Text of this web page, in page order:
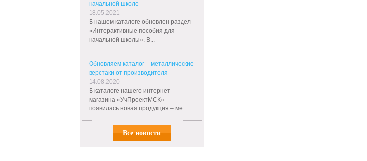
начальной школе
18.05.2021
В нашем каталоге обновлен раздел
«Интерактивные пособия для
начальной школы». В...
Обновляем каталог – металлические
верстаки от производителя
14.08.2020
В каталоге нашего интернет-
магазина «УчПроектМСК»
появилась новая продукция – ме...
Все новости